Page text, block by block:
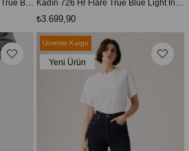
Kadın 725 Yüksek Bel Bootcut True Blue Orta Yıkama Med Indigo Jean Kadın 726 Hr Flare True Blue Light İndigo Jean
₺3.699,90
Ücretsiz Kargo
Yeni Ürün